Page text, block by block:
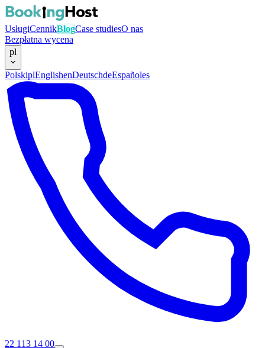
UsługiCennikBlogCase studiesO nas
Bezpłatna wycena
pl
PolskiplEnglishenDeutschdeEspañoles
22 113 14 00